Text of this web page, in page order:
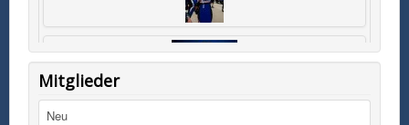
Mitglieder
Neu